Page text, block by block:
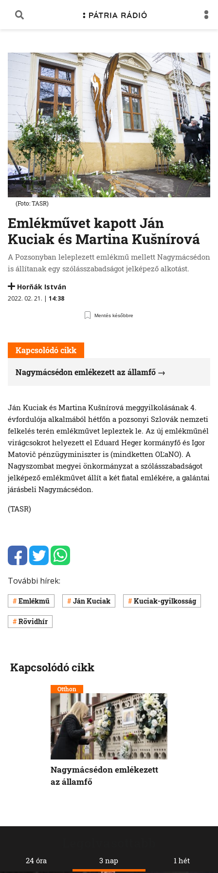
Emlékművet kapott Ján
Kuciak és Martina Kušnírová
A Pozsonyban leleplezett emlékmű mellett Nagymácsédon
is állítanak egy szólásszabadságot jelképező alkotást.
Horňák István
2022. 02. 21. | 14:38
Mentés későbbre
(Foto: TASR)
Kapcsolódó cikk
Nagymácsédon emlékezett az államfő
Ján Kuciak és Martina Kušnírová meggyilkolásának 4.
évfordulója alkalmából hétfőn a pozsonyi Szlovák nemzeti
felkelés terén emlékművet lepleztek le. Az új emlékműnél
virágcsokrot helyezett el Eduard Heger kormányfő és Igor
Matovič pénzügyminiszter is (mindketten OĽaNO). A
Nagyszombat megyei önkormányzat a szólásszabadságot
jelképező emlékművet állít a két fiatal emlékére, a galántai
járásbeli Nagymácsédon.
(TASR)
További hírek:
Emlékmű Ján Kuciak Kuciak-gyilkosság
Rövidhír
24 óra 3 nap 1 hét
Kapcsolódó cikk
Otthon
Nagymácsédon emlékezett
az államfő